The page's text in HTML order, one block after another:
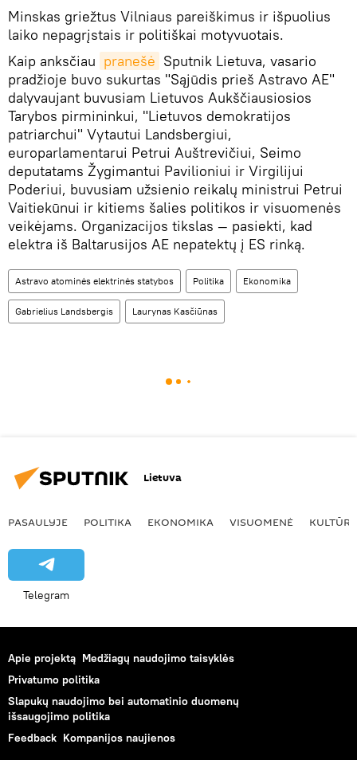
Minskas griežtus Vilniaus pareiškimus ir išpuolius
laiko nepagrįstais ir politiškai motyvuotais.
Kaip anksčiau pranešė Sputnik Lietuva, vasario
pradžioje buvo sukurtas "Sąjūdis prieš Astravo AE"
dalyvaujant buvusiam Lietuvos Aukščiausiosios
Tarybos pirmininkui, "Lietuvos demokratijos
patriarchui" Vytautui Landsbergiui,
europarlamentarui Petrui Auštrevičiui, Seimo
deputatams Žygimantui Pavilioniui ir Virgilijui
Poderiui, buvusiam užsienio reikalų ministrui Petrui
Vaitiekūnui ir kitiems šalies politikos ir visuomenės
veikėjams. Organizacijos tikslas — pasiekti, kad
elektra iš Baltarusijos AE nepatektų į ES rinką.
Astravo atominės elektrinės statybos Politika Ekonomika
Gabrielius Landsbergis Laurynas Kasčiūnas
Lietuva
PASAULYJE POLITIKA EKONOMIKA VISUOMENĖ KULTŪRA
Telegram
Apie projektą Medžiagų naudojimo taisyklės
Privatumo politika
Slapukų naudojimo bei automatinio duomenų
išsaugojimo politika
Feedback Kompanijos naujienos